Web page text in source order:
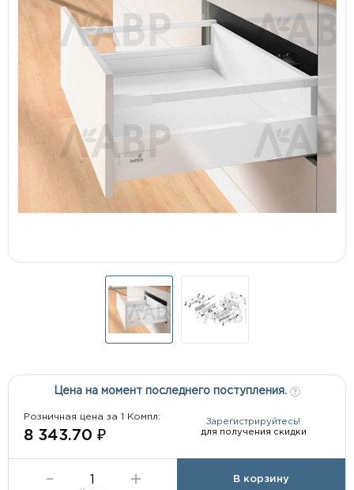
Цена на момент последнего поступления.
Розничная цена за 1 Компл:
8 343.70 ₽
Зарегистрируйтесь!
для получения скидки
В корзину